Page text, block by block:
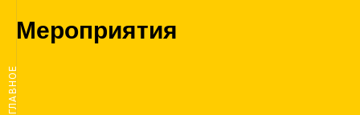
Мероприятия
ГЛАВНОЕ